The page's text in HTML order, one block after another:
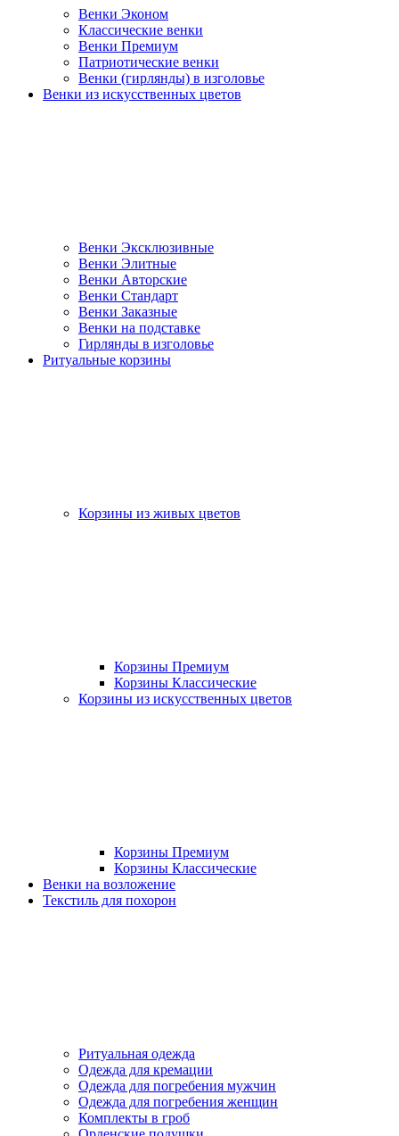
Венки Эконом
Классические венки
Венки Премиум
Патриотические венки
Венки (гирлянды) в изголовье
Венки из искусственных цветов
Венки Эксклюзивные
Венки Элитные
Венки Авторские
Венки Стандарт
Венки Заказные
Венки на подставке
Гирлянды в изголовье
Ритуальные корзины
Корзины из живых цветов
Корзины Премиум
Корзины Классические
Корзины из искусственных цветов
Корзины Премиум
Корзины Классические
Венки на возложение
Текстиль для похорон
Ритуальная одежда
Одежда для кремации
Одежда для погребения мужчин
Одежда для погребения женщин
Комплекты в гроб